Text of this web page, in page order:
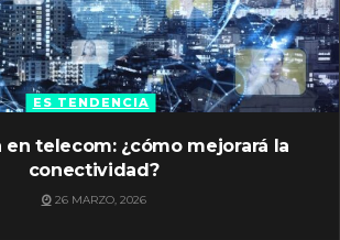
ES TENDENCIA
en telecom: ¿cómo mejorará la
conectividad?
26 MARZO, 2026